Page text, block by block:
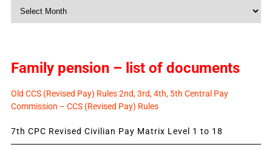
Family pension – list of documents
Old CCS (Revised Pay) Rules 2nd, 3rd, 4th, 5th Central Pay
Commission – CCS (Revised Pay) Rules
7th CPC Revised Civilian Pay Matrix Level 1 to 18